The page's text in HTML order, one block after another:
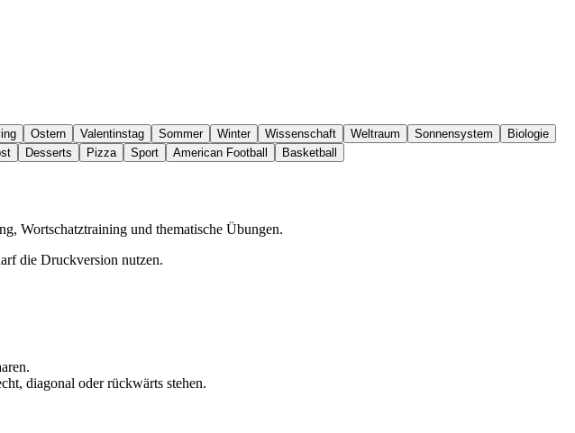
Ostern Valentinstag Sommer Winter Wissenschaft Weltraum Sonnensystem
Biologie
Desserts Pizza Sport American Football Basketball
Wortschatztraining und thematische Übungen.
die Druckversion nutzen.
diagonal oder rückwärts stehen.